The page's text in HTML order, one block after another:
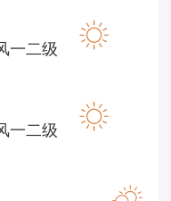
一二级
一二级